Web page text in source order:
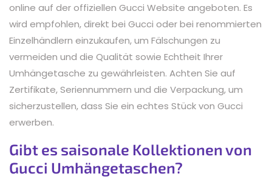
online auf der offiziellen Gucci Website angeboten. Es
wird empfohlen, direkt bei Gucci oder bei renommierten
Einzelhändlern einzukaufen, um Fälschungen zu
vermeiden und die Qualität sowie Echtheit Ihrer
Umhängetasche zu gewährleisten. Achten Sie auf
Zertifikate, Seriennummern und die Verpackung, um
sicherzustellen, dass Sie ein echtes Stück von Gucci
erwerben.
Gibt es saisonale Kollektionen von
Gucci Umhängetaschen?